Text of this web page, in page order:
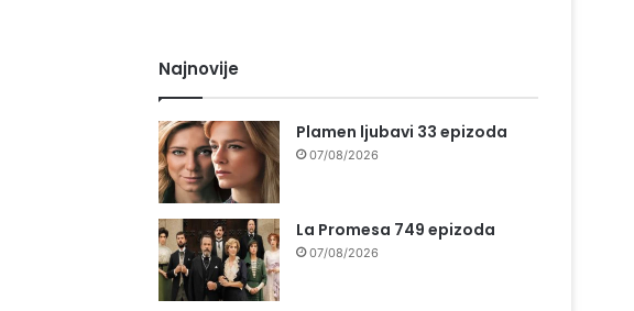
Najnovije
Plamen ljubavi 33 epizoda
07/08/2026
La Promesa 749 epizoda
07/08/2026